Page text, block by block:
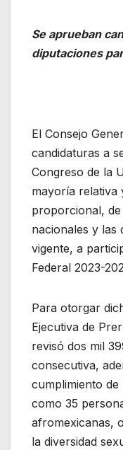
Se aprueban
diputaciones
El Consejo
candidaturas a
Congreso de la
mayoría relativa
proporcional,
nacionales y las
vigente, a
Federal 2023-
Para otorgar
Ejecutiva de
revisó dos mil
consecutiva,
cumplimiento de
como 35
afromexicanas,
la diversidad